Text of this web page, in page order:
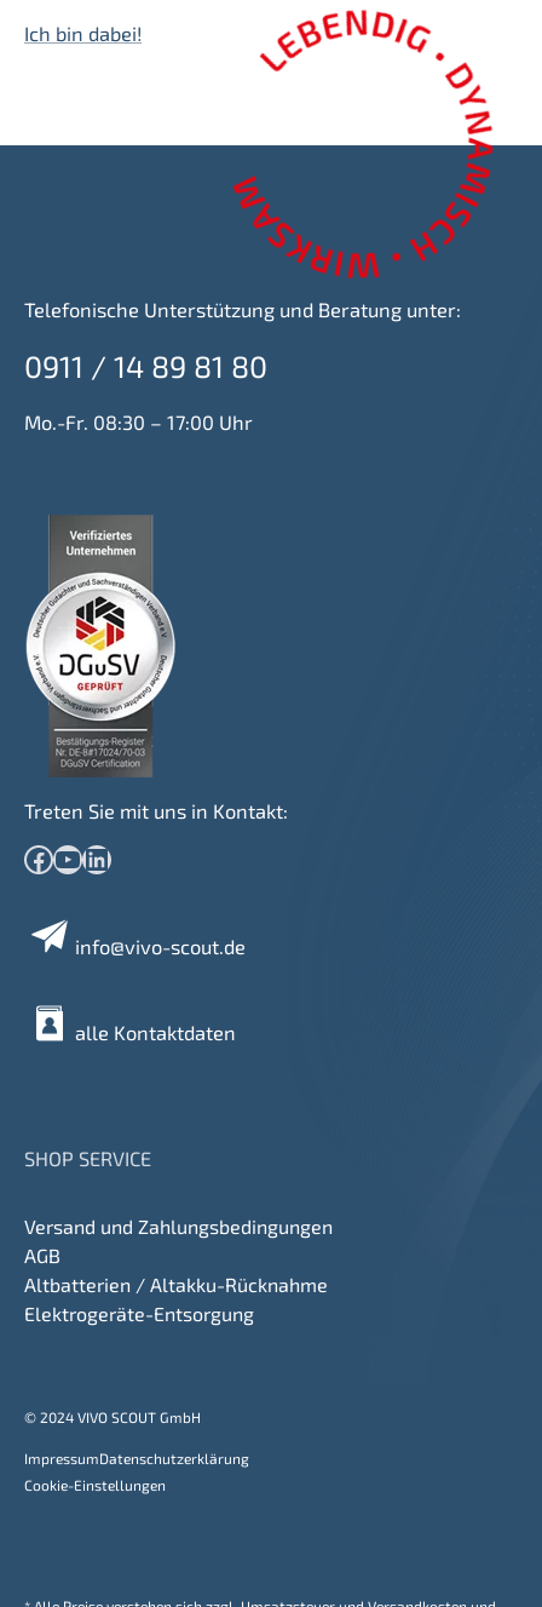
Ich bin dabei!
Telefonische Unterstützung und Beratung unter:
0911 / 14 89 81 80
Mo.-Fr. 08:30 – 17:00 Uhr
Treten Sie mit uns in Kontakt:
Facebook YouTube LinkedIn
info@vivo-scout.de
alle Kontaktdaten
SHOP SERVICE
Versand und Zahlungsbedingungen
AGB
Altbatterien / Altakku-Rücknahme
Elektrogeräte-Entsorgung
© 2024 VIVO SCOUT GmbH
ImpressumDatenschutzerklärung
Cookie-Einstellungen